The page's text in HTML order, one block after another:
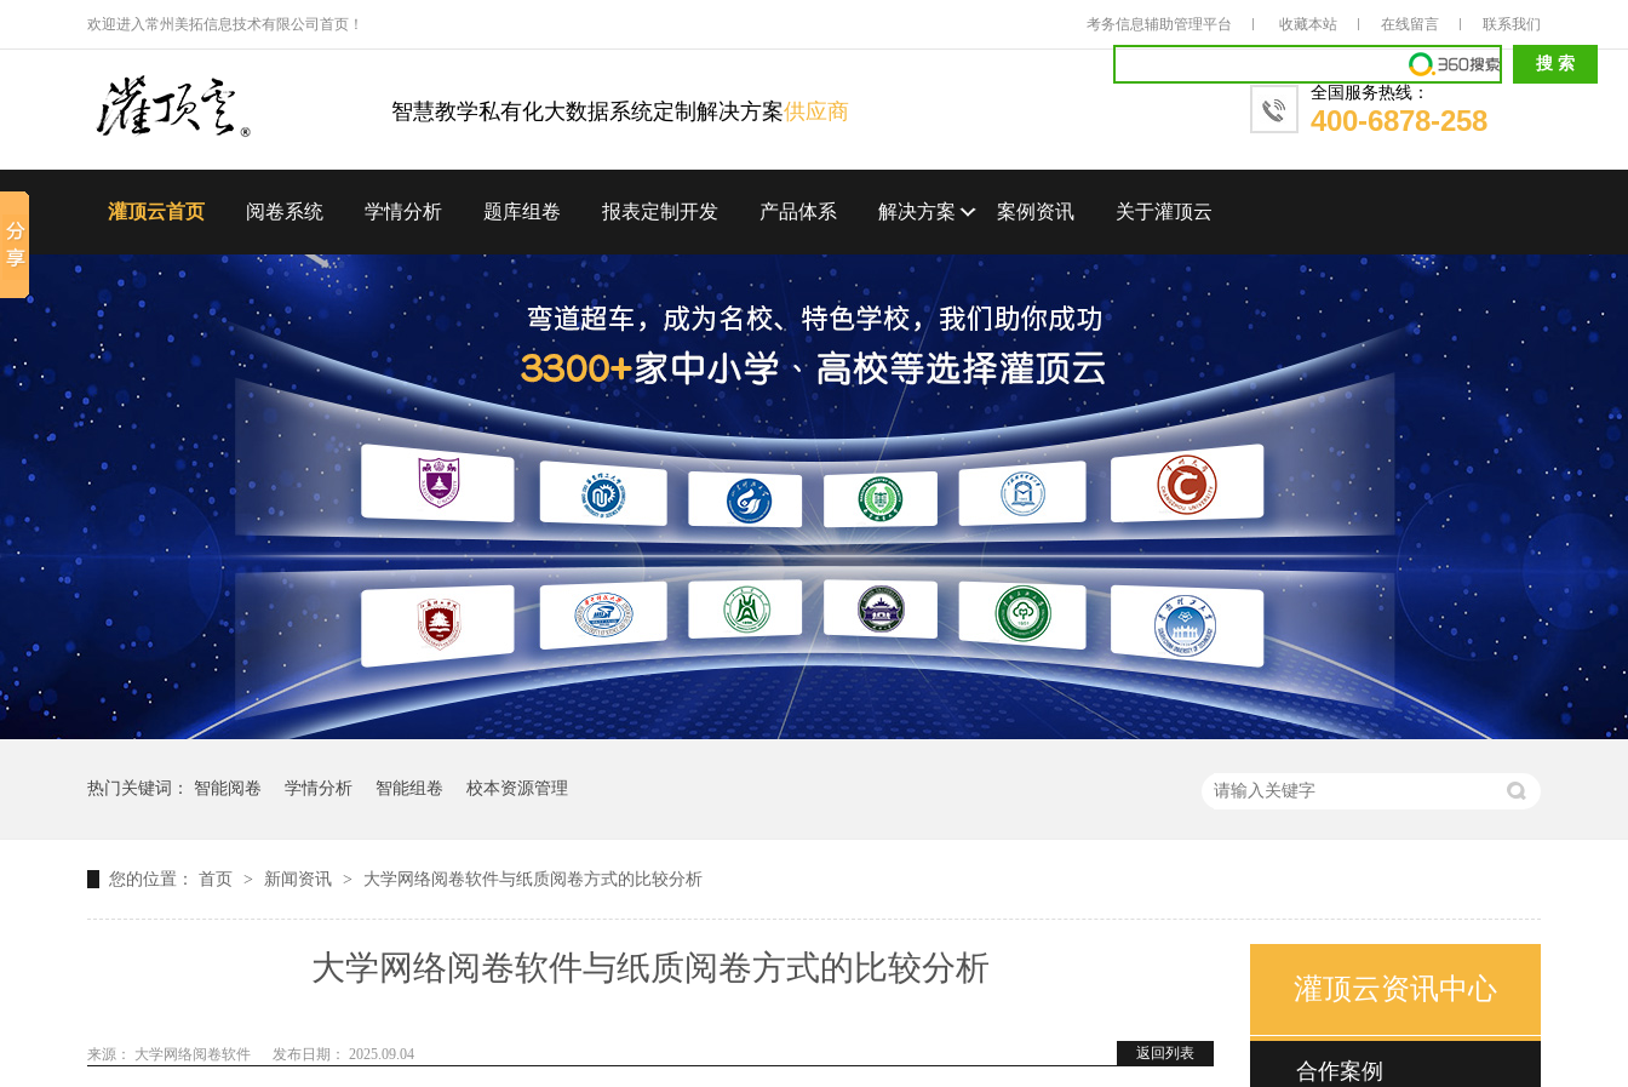
考务信息辅助管理平台 收藏本站 在线留言 联系我们
欢迎进入常州美拓信息技术有限公司首页！
智慧教学私有化大数据系统定制解决方案供应商
全国服务热线：
400-6878-258
灌顶云首页 阅卷系统 学情分析 题库组卷 报表定制开发 产品体系 解决方案 案例资讯 关于灌顶云
热门关键词： 智能阅卷 学情分析 智能组卷 校本资源管理
您的位置： 首页 > 新闻资讯 > 大学网络阅卷软件与纸质阅卷方式的比较分析
大学网络阅卷软件与纸质阅卷方式的比较分析
返回列表
来源： 大学网络阅卷软件 发布日期： 2025.09.04
灌顶云资讯中心
合作案例